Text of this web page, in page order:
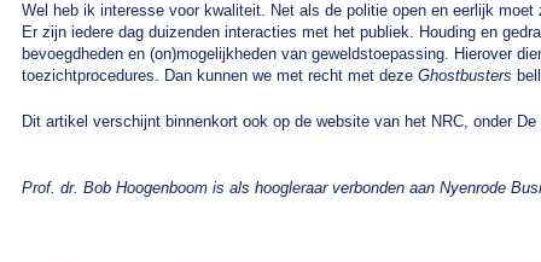
Wel heb ik interesse voor kwaliteit. Net als de politie open en eerlijk
Er zijn iedere dag duizenden interacties met het publiek. Houding en
bevoegdheden en (on)mogelijkheden van geweldstoepassing. Hierover
toezichtprocedures. Dan kunnen we met recht met deze Ghostbusters
Dit artikel verschijnt binnenkort ook op de website van het NRC, onder
Prof. dr. Bob Hoogenboom is als hoogleraar verbonden aan Nyenrode